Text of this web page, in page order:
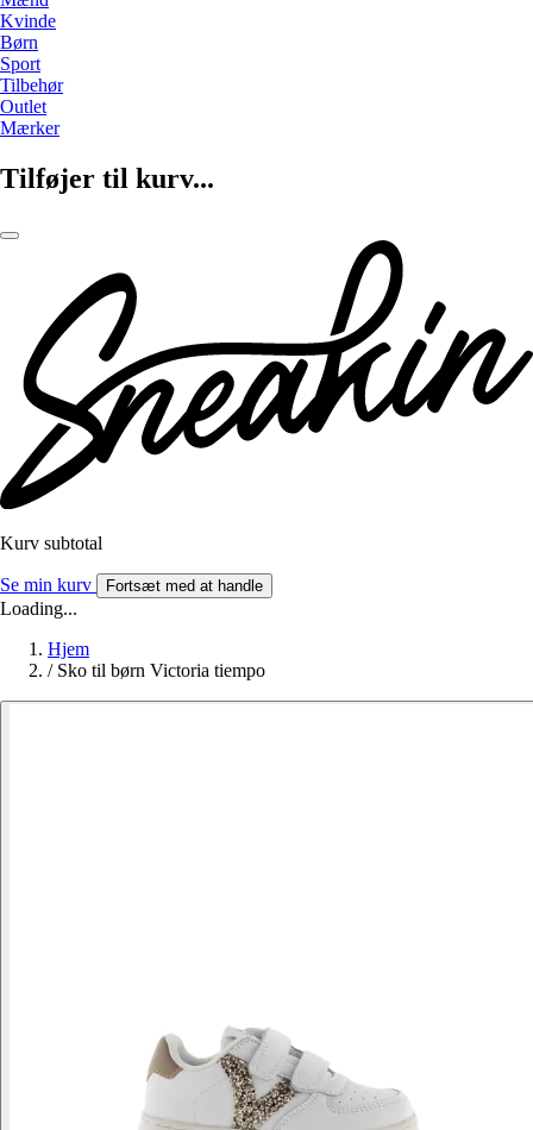
Kvinde
Børn
Sport
Tilbehør
Outlet
Mærker
Tilføjer til kurv...
Kurv subtotal
Se min kurv Fortsæt med at handle
Loading...
Hjem
/ Sko til børn Victoria tiempo